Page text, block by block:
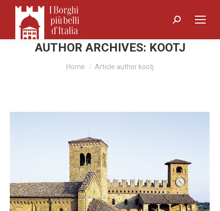
Search:
AUTHOR ARCHIVES: KOOTJ
You are here:
Home Article author kootj